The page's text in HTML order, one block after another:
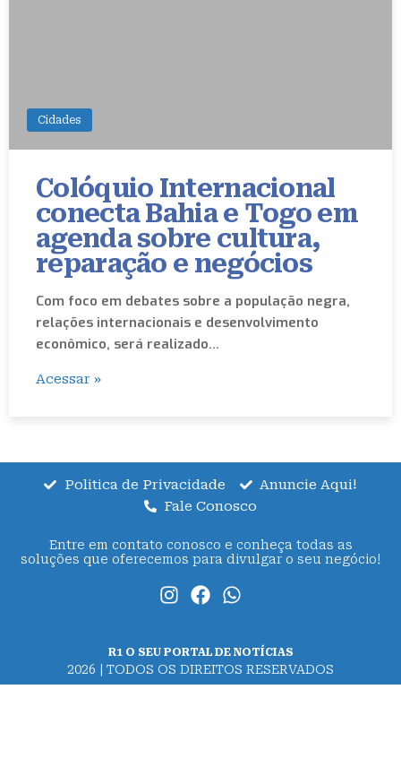
Cidades
Colóquio Internacional
conecta Bahia e Togo em
agenda sobre cultura,
reparação e negócios
Com foco em debates sobre a população negra,
relações internacionais e desenvolvimento
econômico, será realizado…
Acessar »
Politica de Privacidade
Anuncie Aqui!
Fale Conosco
Entre em contato conosco e conheça todas as
soluções que oferecemos para divulgar o seu negócio!
R1 O SEU PORTAL DE NOTÍCIAS
2026 | TODOS OS DIREITOS RESERVADOS